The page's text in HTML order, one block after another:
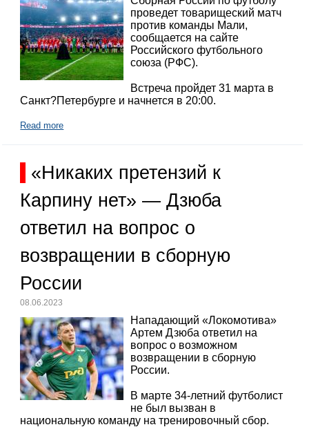
проведет товарищеский матч
против команды Мали,
сообщается на сайте
Российского футбольного
союза (РФС).
Встреча пройдет 31 марта в
Санкт?Петербурге и начнется в 20:00.
Read more
«Никаких претензий к
Карпину нет» — Дзюба
ответил на вопрос о
возвращении в сборную
России
08.06.2023
Нападающий «Локомотива»
Артем Дзюба ответил на
вопрос о возможном
возвращении в сборную
России.
В марте 34-летний футболист
не был вызван в
национальную команду на тренировочный сбор.